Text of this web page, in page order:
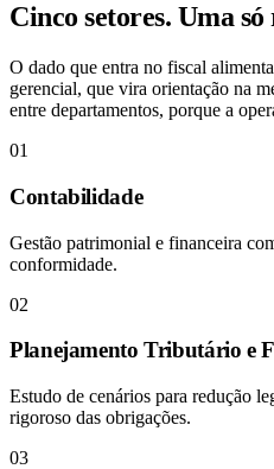
Cinco setores. Uma
O dado que entra no fiscal
gerencial, que vira orientação na
entre departamentos, porque a
01
Contabilidade
Gestão patrimonial e financeira
conformidade.
02
Planejamento Tributário e
Estudo de cenários para redução
rigoroso das obrigações.
03